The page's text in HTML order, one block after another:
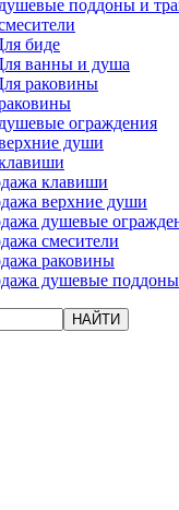
поддоны и
биде
ванны и душа
раковины
ограждения
души
клавиши
верхние души
душевые
смесители
раковины
душевые